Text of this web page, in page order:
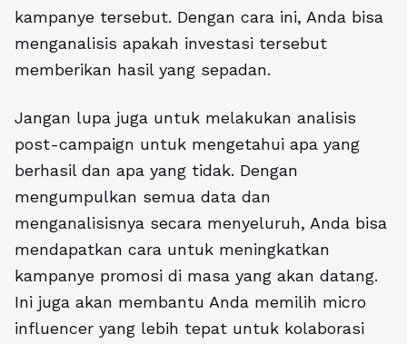
kampanye tersebut. Dengan cara ini, Anda bisa
menganalisis apakah investasi tersebut
memberikan hasil yang sepadan.
Jangan lupa juga untuk melakukan analisis
post-campaign untuk mengetahui apa yang
berhasil dan apa yang tidak. Dengan
mengumpulkan semua data dan
menganalisisnya secara menyeluruh, Anda bisa
mendapatkan cara untuk meningkatkan
kampanye promosi di masa yang akan datang.
Ini juga akan membantu Anda memilih micro
influencer yang lebih tepat untuk kolaborasi